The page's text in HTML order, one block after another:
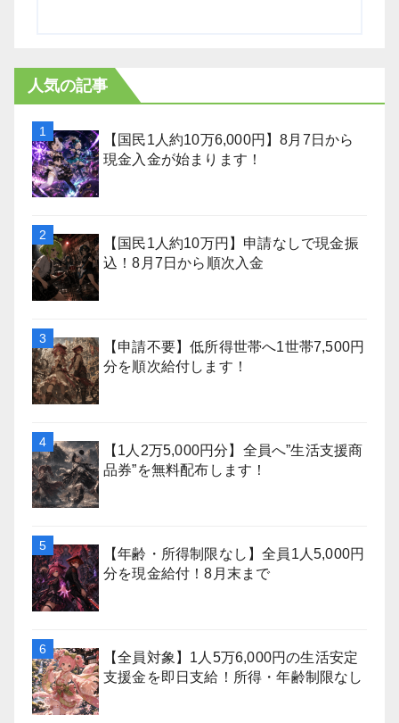
人気の記事
【国民1人約10万6,000円】8月7日から
現金入金が始まります！
【国民1人約10万円】申請なしで現金振
込！8月7日から順次入金
【申請不要】低所得世帯へ1世帯7,500円
分を順次給付します！
【1人2万5,000円分】全員へ”生活支援商
品券”を無料配布します！
【年齢・所得制限なし】全員1人5,000円
分を現金給付！8月末まで
【全員対象】1人5万6,000円の生活安定
支援金を即日支給！所得・年齢制限なし